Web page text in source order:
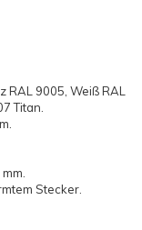
9005, Weiß RAL
Titan.
Stecker.